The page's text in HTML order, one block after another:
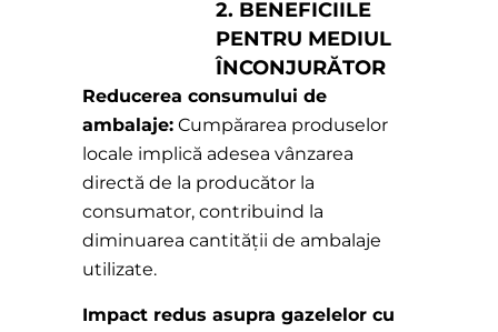
2. BENEFICIILE
PENTRU MEDIUL
ÎNCONJURĂTOR
Reducerea consumului de
ambalaje: Cumpărarea produselor
locale implică adesea vânzarea
directă de la producător la
consumator, contribuind la
diminuarea cantității de ambalaje
utilizate.
Impact redus asupra gazelelor cu